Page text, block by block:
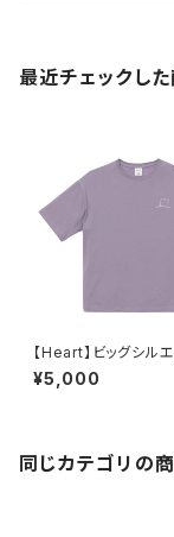
最近チェックし
【Heart】ビッグシル
ツ（スモーキーパープル
¥5,000
同じカテゴリの